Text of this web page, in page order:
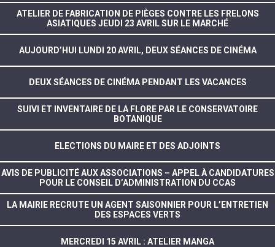
ATELIER DE FABRICATION DE PIÈGES CONTRE LES FRELONS
ASIATIQUES JEUDI 23 AVRIL SUR LE MARCHÉ
AUJOURD’HUI LUNDI 20 AVRIL, DEUX SÉANCES DE CINÉMA
DEUX SÉANCES DE CINÉMA PENDANT LES VACANCES
SUIVI ET INVENTAIRE DE LA FLORE PAR LE CONSERVATOIRE
BOTANIQUE
ELECTIONS DU MAIRE ET DES ADJOINTS
AVIS DE PUBLICITÉ AUX ASSOCIATIONS – APPEL À CANDIDATURES
POUR LE CONSEIL D’ADMINISTRATION DU CCAS
LA MAIRIE RECRUTE UN AGENT SAISONNIER POUR L’ENTRETIEN
DES ESPACES VERTS
MERCREDI 15 AVRIL : ATELIER MANGA